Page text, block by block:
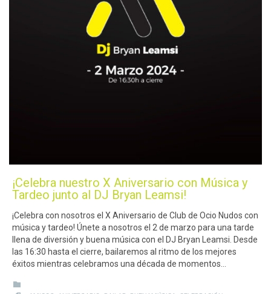
¡Celebra nuestro X Aniversario con Música y
Tardeo junto al DJ Bryan Leamsi!
¡Celebra con nosotros el X Aniversario de Club de Ocio Nudos con
música y tardeo! Únete a nosotros el 2 de marzo para una tarde
llena de diversión y buena música con el DJ Bryan Leamsi. Desde
las 16:30 hasta el cierre, bailaremos al ritmo de los mejores
éxitos mientras celebramos una década de momentos…
